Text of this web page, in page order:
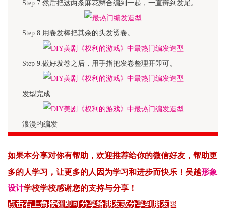
Step 7.然后把这两条麻花辫合编到一起，一直辫到发尾。
Step 8.用卷发棒把其余的头发烫卷。
Step 9.做好发卷之后，用手指把发卷整理开即可。
发型完成
浪漫的编发
如果本分享对你有帮助， 欢迎推荐给你的微信好友， 帮助更
多的人学习 ， 让更多的人因为学习和进步而快乐！吴越形象
设计学校学校感谢您的支持与分享！
点击右上角按钮即可分享给朋友或分享到朋友圈